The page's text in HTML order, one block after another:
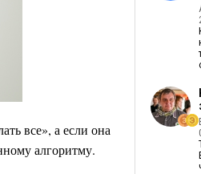
все», а если она
алгоритму.